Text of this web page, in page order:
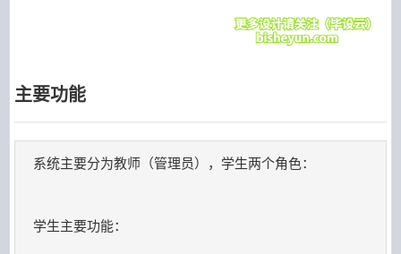
主要功能
系统主要分为教师（管理员），学生两个角色：
学生主要功能：